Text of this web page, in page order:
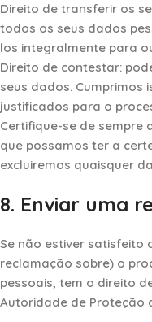
Direito de transferir os
todos os seus dados
los integralmente para
Direito de contestar:
seus dados. Cumprimos
justificados para o
Certifique-se de sempre
que possamos ter a
excluiremos quaisquer
8. Enviar uma
Se não estiver
reclamação sobre) o
pessoais, tem o direito
Autoridade de Proteção